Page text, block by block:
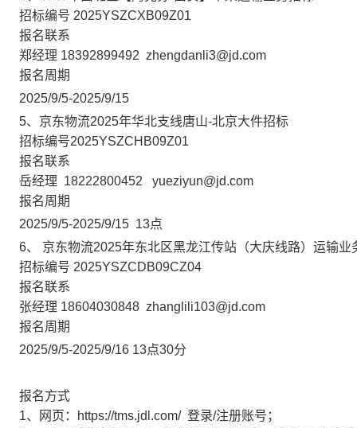
招标编号 2025YSZCXB09Z01
报名联系
郑经理 18392899492 zhengdanli3@jd.com
报名周期
2025/9/5-2025/9/15
5、京东物流2025年华北支线唐山-北京大件招标
招标编号2025YSZCHB09Z01
报名联系
岳经理 18222800452
yueziyun@jd.com
报名周期
2025/9/5-2025/9/15 13点
6、
京东物流2025年东北区黑龙江传站（大庆线路）运输业
招标编号 2025YSZCDB09CZ04
报名联系
张经理 18604030848 zhanglili103@jd.com
报名周期
2025/9/5-2025/9/16 13点30分
报名方式
1、网页：https://tms.jdl.com/ 登录/注册账号；